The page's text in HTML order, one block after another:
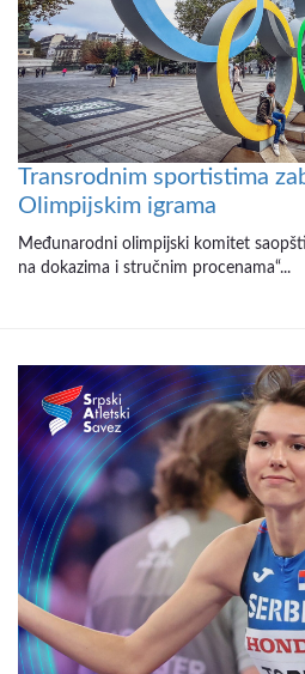
Transrodnim sportistima
Olimpijskim igrama
Međunarodni olimpijski komitet
na dokazima i stručnim procenama“...